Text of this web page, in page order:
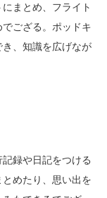
まとめ、フライト
ござる。ポッドキ
、知識を広げなが
録や日記をつける
めたり、思い出を